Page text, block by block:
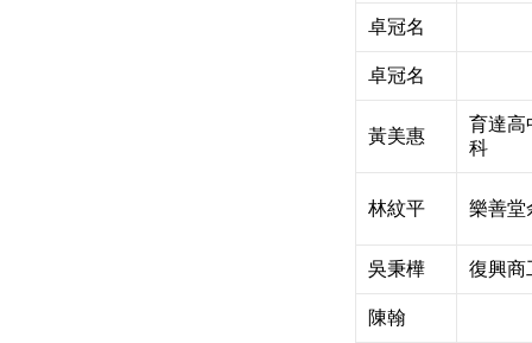
卓冠名
卓冠名
黃美惠
育達高
科
林紋平 樂善堂
吳秉樺 復興商
陳翰